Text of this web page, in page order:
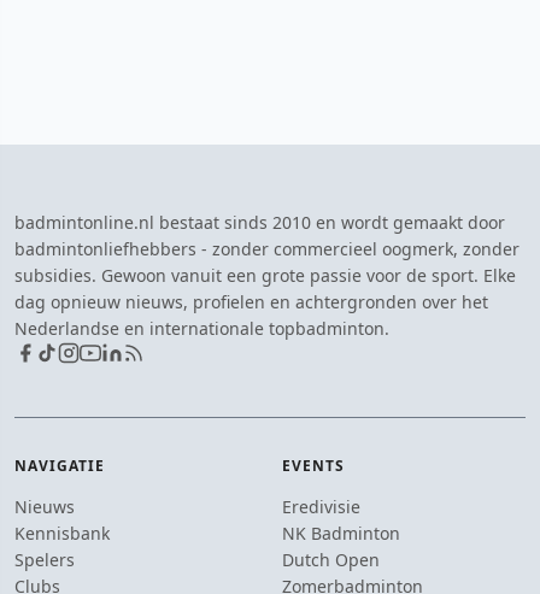
badmintonline.nl bestaat sinds 2010 en wordt gemaakt door
badmintonliefhebbers - zonder commercieel oogmerk, zonder
subsidies. Gewoon vanuit een grote passie voor de sport. Elke
dag opnieuw nieuws, profielen en achtergronden over het
Nederlandse en internationale topbadminton.
NAVIGATIE
Nieuws
Kennisbank
Spelers
Clubs
EVENTS
Eredivisie
NK Badminton
Dutch Open
Zomerbadminton